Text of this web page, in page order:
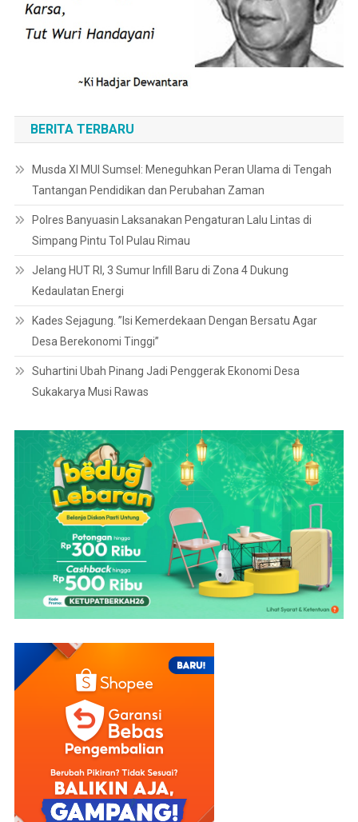
BERITA TERBARU
Musda XI MUI Sumsel: Meneguhkan Peran Ulama di Tengah
Tantangan Pendidikan dan Perubahan Zaman
Polres Banyuasin Laksanakan Pengaturan Lalu Lintas di
Simpang Pintu Tol Pulau Rimau
Jelang HUT RI, 3 Sumur Infill Baru di Zona 4 Dukung
Kedaulatan Energi
Kades Sejagung. ”Isi Kemerdekaan Dengan Bersatu Agar
Desa Berekonomi Tinggi”
Suhartini Ubah Pinang Jadi Penggerak Ekonomi Desa
Sukakarya Musi Rawas